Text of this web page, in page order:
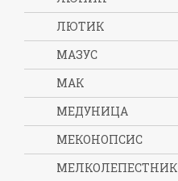
ЛЮТИК
МАЗУС
МАК
МЕДУНИЦА
МЕКОНОПСИС
МЕЛКОЛЕПЕСТНИК